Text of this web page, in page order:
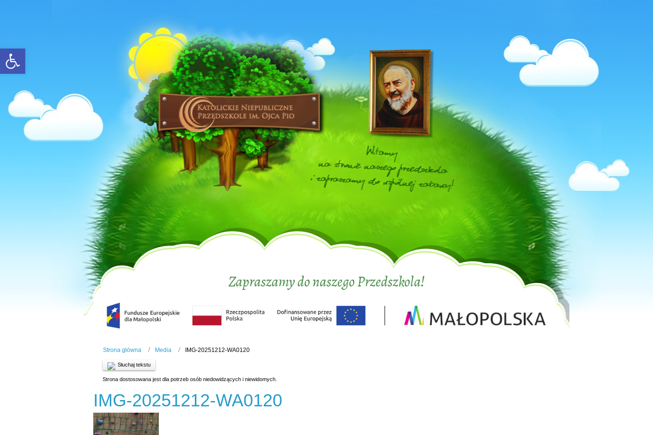
Open toolbar
Zapraszamy do naszego Przedszkola!
Strona główna Media IMG-20251212-WA0120
Słuchaj tekstu
Strona dostosowana jest dla potrzeb osób niedowidzących i niewidomych.
IMG-20251212-WA0120